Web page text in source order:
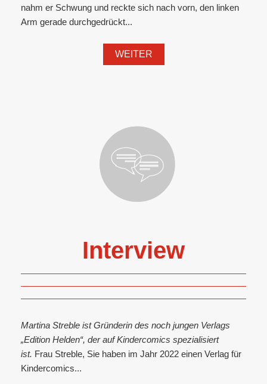
nahm er Schwung und reckte sich nach vorn, den linken
Arm gerade durchgedrückt...
WEITER
Interview
Martina Streble ist Gründerin des noch jungen Verlags
„Edition Helden“, der auf Kindercomics spezialisiert
ist. Frau Streble, Sie haben im Jahr 2022 einen Verlag für
Kindercomics...